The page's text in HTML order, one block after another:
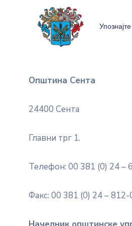
Општина Сента
24400 Сента
Главни трг 1.
Телефон: 00 381 (0) 24 –
Факс: 00 381 (0) 24 –